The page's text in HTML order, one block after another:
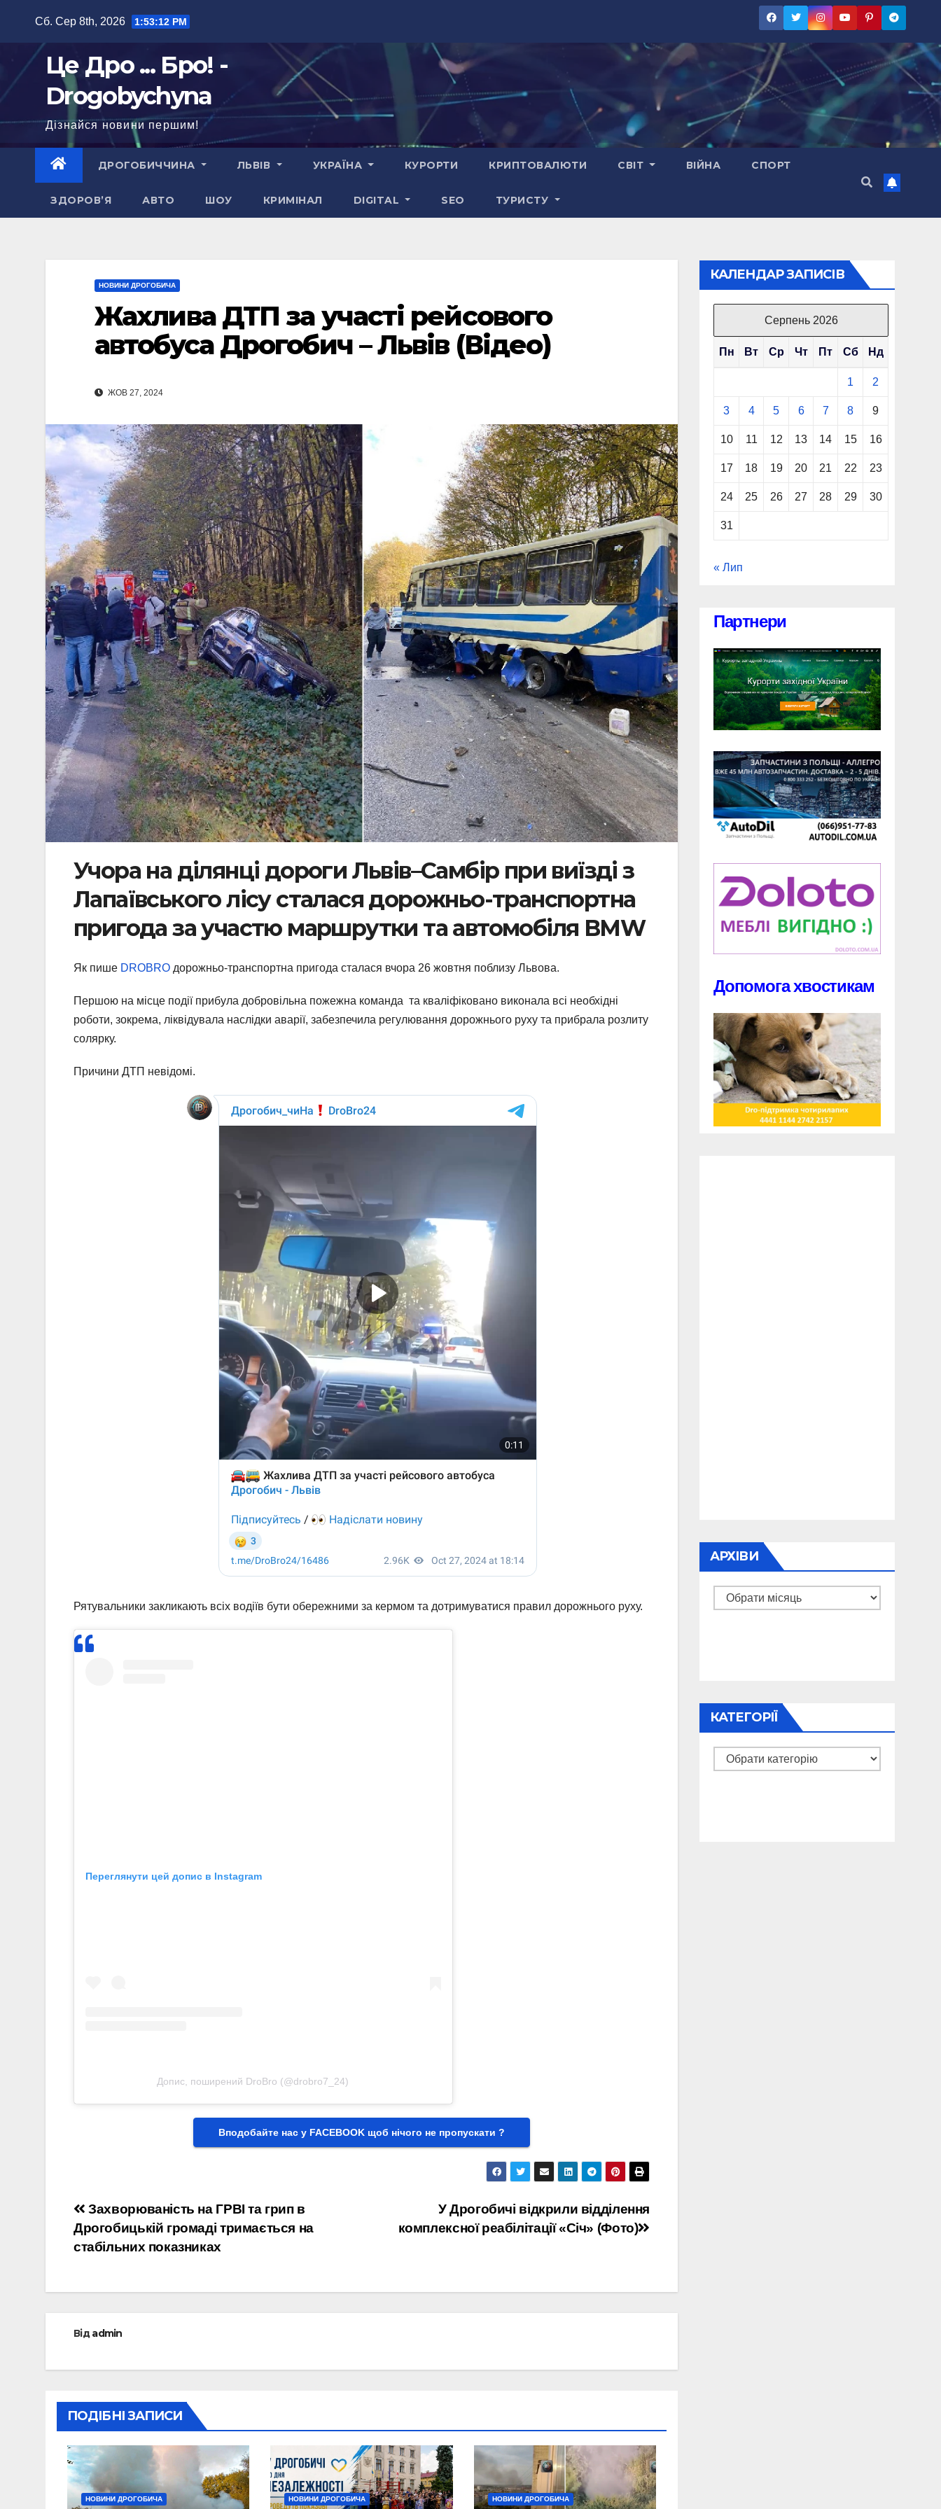
Сб. Сер 8th, 2026 1:53:14 PM
Це Дро ... Бро! -
Drogobychyna
Дізнайся новини першим!
ДРОГОБИЧЧИНА ЛЬВІВ УКРАЇНА КУРОРТИ КРИПТОВАЛЮТИ СВІТ ВІЙНА СПОРТ
ЗДОРОВ’Я АВТО ШОУ КРИМІНАЛ DIGITAL SEO ТУРИСТУ
НОВИНИ ДРОГОБИЧА
Жахлива ДТП за участі рейсового
автобуса Дрогобич – Львів (Відео)
ЖОВ 27, 2024
Учора на ділянці дороги Львів–Самбір при виїзді з
Лапаївського лісу сталася дорожньо-транспортна
пригода за участю маршрутки та автомобіля BMW
Як пише DROBRO дорожньо-транспортна пригода сталася вчора 26 жовтня поблизу Львова.
Першою на місце події прибула добровільна пожежна команда та кваліфіковано виконала всі необхідні
роботи, зокрема, ліквідувала наслідки аварії, забезпечила регулювання дорожнього руху та прибрала розлиту
солярку.
Причини ДТП невідомі.
Рятувальники закликають всіх водіїв бути обережними за кермом та дотримуватися правил дорожнього руху.
Переглянути цей допис в Instagram
Допис, поширений DroBro (@drobro7_24)
Вподобайте нас у FACEBOOK щоб нічого не пропускати ?
Навігація
записів
У Дрогобичі відкрили відділення
комплексної реабілітації «Січ» (Фото)
Захворюваність на ГРВІ та грип в
Дрогобицькій громаді тримається на
стабільних показниках
Відadmin
ПОДІБНІ ЗАПИСИ
НОВИНИ ДРОГОБИЧА НОВИНИ ДРОГОБИЧА НОВИНИ ДРОГОБИЧА
КАЛЕНДАР ЗАПИСІВ
Серпень 2026
Пн Вт Ср Чт Пт Сб Нд
1 2
3 4 5 6 7 8 9
10 11 12 13 14 15 16
17 18 19 20 21 22 23
24 25 26 27 28 29 30
31
« Лип
Партнери
Допомога хвостикам
АРХІВИ
Архіви
КАТЕГОРІЇ
Категорії